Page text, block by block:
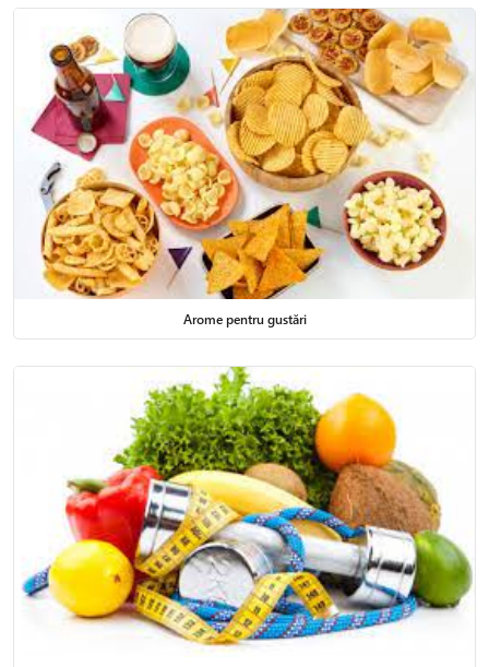
Arome pentru gustări